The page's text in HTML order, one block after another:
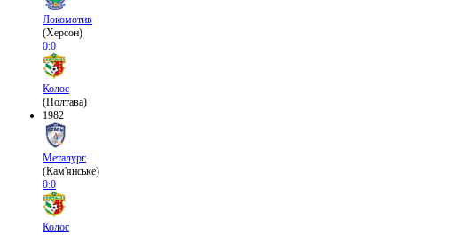
Локомотив
(Херсон)
0:0
Колос
(Полтава)
1982
Металург
(Кам'янське)
0:0
Колос